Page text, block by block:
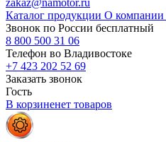
zakaz@namotor.ru
Каталог продукции О компании
Звонок по России бесплатный
8 800 500 31 06
Телефон во Владивостоке
+7 423 202 52 69
Заказать звонок
Гость
В корзиненет товаров